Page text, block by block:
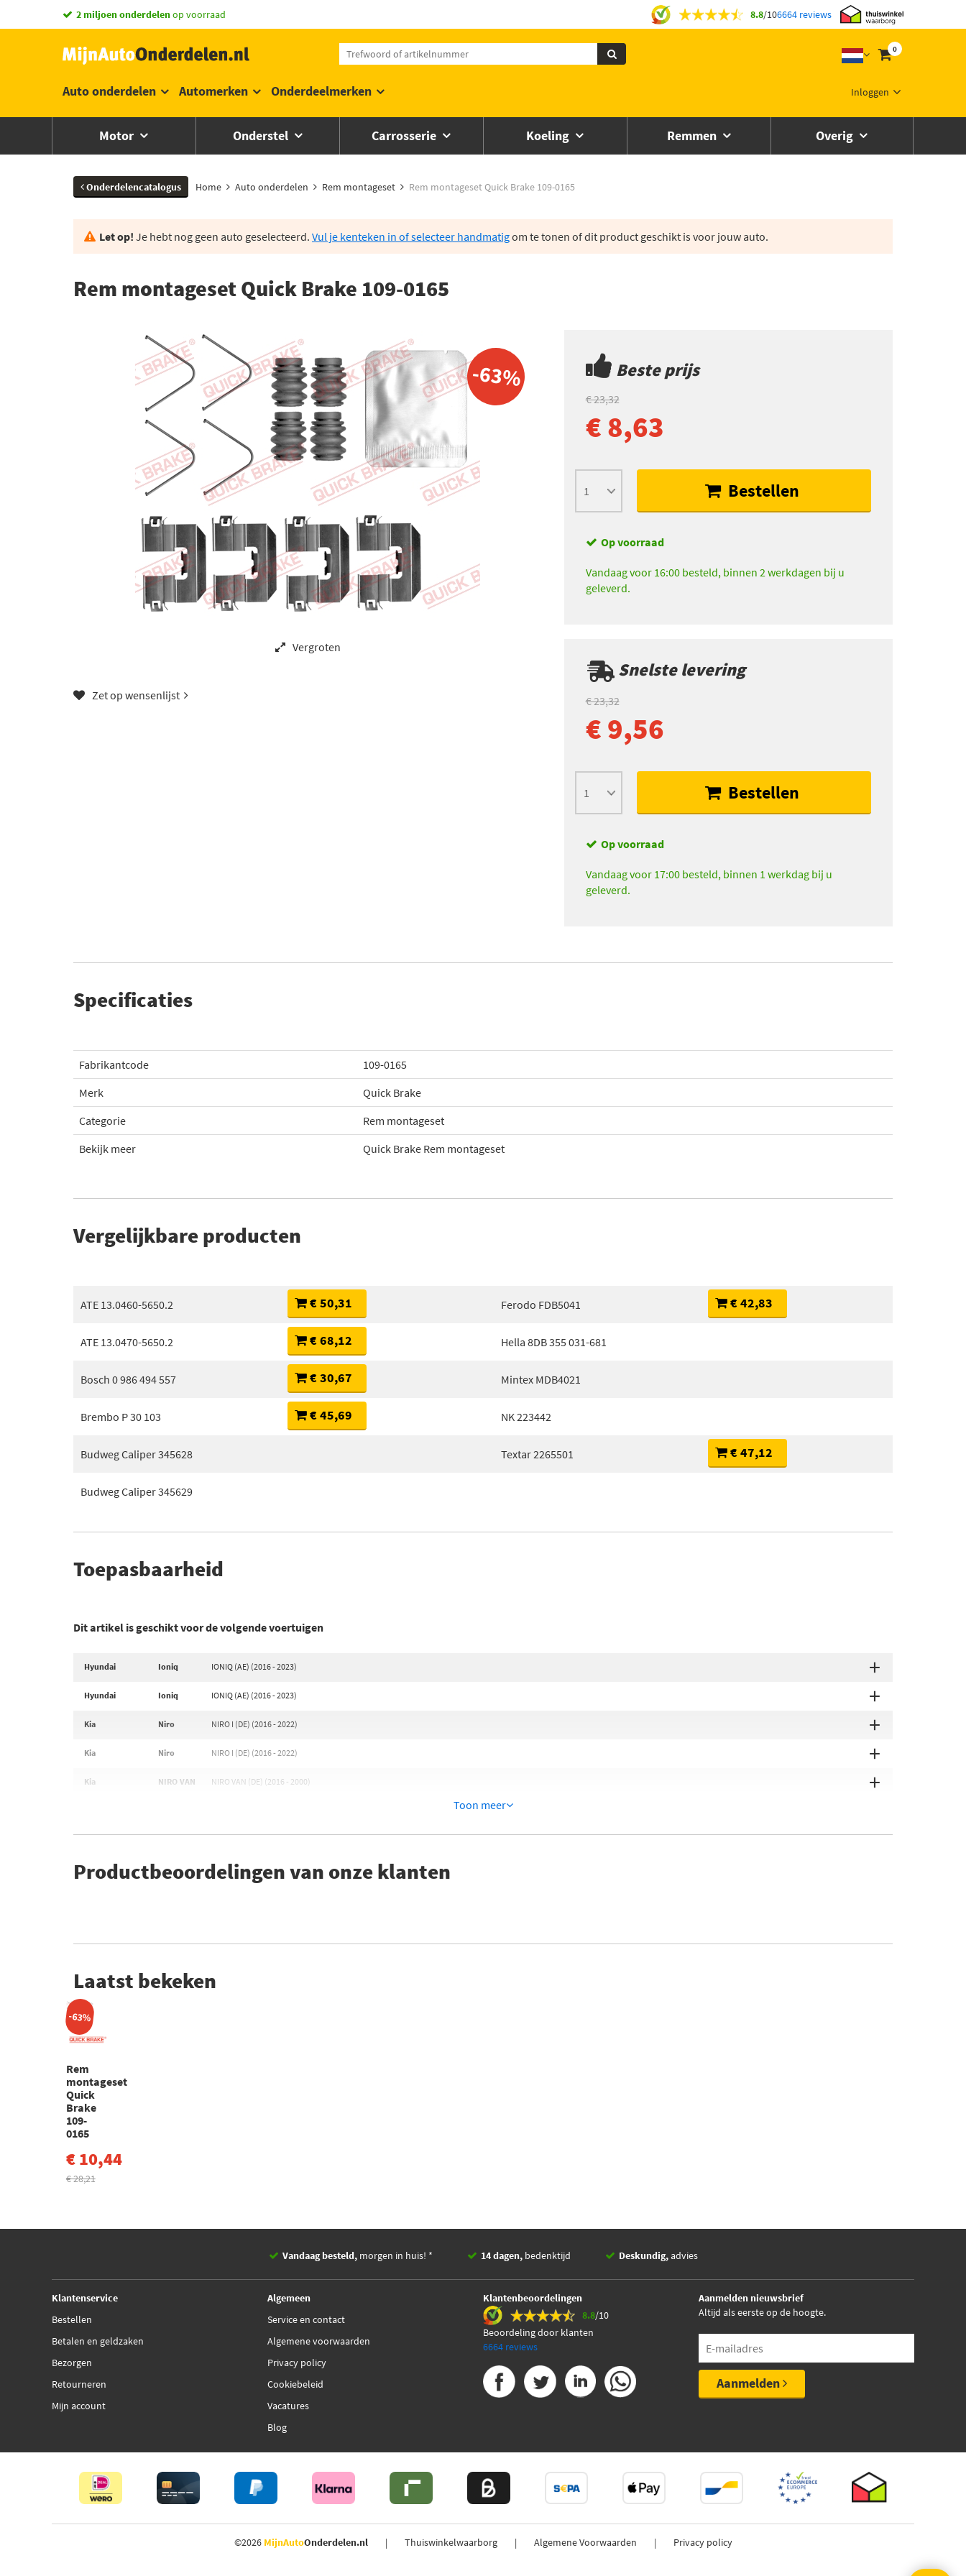
vandaag besteld,morgen in huis *
2 miljoen onderdelenop voorraad 8.8/106664 reviews
0
Inloggen
Auto onderdelen Automerken Onderdeelmerken
Motor Onderstel Carrosserie Koeling Remmen Overig
Onderdelencatalogus Home Auto onderdelen Rem montageset Rem montageset Quick Brake 109-0165
Let op! Je hebt nog geen auto geselecteerd. Vul je kenteken in of selecteer handmatigom te tonen of dit product geschikt is voor jouw auto.
Rem montageset Quick Brake 109-0165
-63%
Vergroten
Zet op wensenlijst
Beste prijs
€ 23,32
€ 8,63
Bestellen
Op voorraad
Vandaag voor 16:00 besteld, binnen 2 werkdagen bij u
geleverd.
Snelste levering
€ 23,32
€ 9,56
Bestellen
Op voorraad
Vandaag voor 17:00 besteld, binnen 1 werkdag bij u
geleverd.
Specificaties
Fabrikantcode
109-0165
Merk
Quick Brake
Categorie
Rem montageset
Bekijk meer
Quick Brake Rem montageset
Vergelijkbare producten
ATE 13.0460-5650.2 € 50,31
ATE 13.0470-5650.2 € 68,12
Bosch 0 986 494 557 € 30,67
Brembo P 30 103 € 45,69
Budweg Caliper 345628
Budweg Caliper 345629
Ferodo FDB5041 € 42,83
Hella 8DB 355 031-681
Mintex MDB4021
NK 223442
Textar 2265501 € 47,12
Toepasbaarheid
Dit artikel is geschikt voor de volgende voertuigen
Hyundai Ioniq IONIQ (AE) (2016 - 2023)
Hyundai Ioniq IONIQ (AE) (2016 - 2023)
Kia Niro NIRO I (DE) (2016 - 2022)
Kia Niro NIRO I (DE) (2016 - 2022)
Kia NIRO VAN NIRO VAN (DE) (2016 - 2000)
Toon meer
Productbeoordelingen van onze klanten
Laatst bekeken
-63%
Rem
montageset
Quick
Brake
109-
0165
€ 10,44
€ 28,21
Vandaag besteld, morgen in huis! * 14 dagen, bedenktijd Deskundig,advies
Klantenservice
Bestellen
Betalen en geldzaken
Bezorgen
Retourneren
Mijn account
Algemeen
Service en contact
Algemene voorwaarden
Privacy policy
Cookiebeleid
Vacatures
Blog
Klantenbeoordelingen
8.8/10
Beoordeling door klanten
6664 reviews
Aanmelden nieuwsbrief
Altijd als eerste op de hoogte.
Aanmelden
©2026 MijnAutoOnderdelen.nl Thuiswinkelwaarborg Algemene Voorwaarden Privacy policy